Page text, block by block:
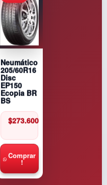
Neumático
205/60R16
Disc
EP150
Ecopia BR
BS
$273.600
Comprar
!